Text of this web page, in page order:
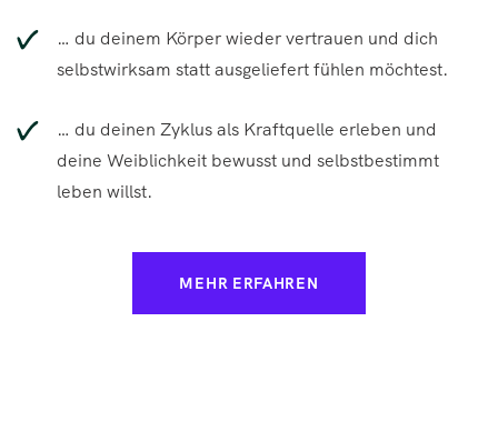
… du deinem Körper wieder vertrauen und dich
selbstwirksam statt ausgeliefert fühlen möchtest.
… du deinen Zyklus als Kraftquelle erleben und
deine Weiblichkeit bewusst und selbstbestimmt
leben willst.
MEHR ERFAHREN